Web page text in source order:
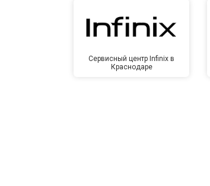
Сервисный центр Infinix в
Краснодаре